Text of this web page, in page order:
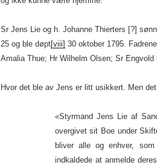
Sr Jens Lie og h. Johanne Thierters [?]
25 og ble døpt[viii] 30 oktober 1795.
Amalia Thue; Hr Wilhelm Olsen; Sr
Hvor det ble av Jens er litt usikkert. Men
«Styrmand Jens Lie af
overgivet sit Boe under
bliver alle og enhver,
indkaldede at anmelde